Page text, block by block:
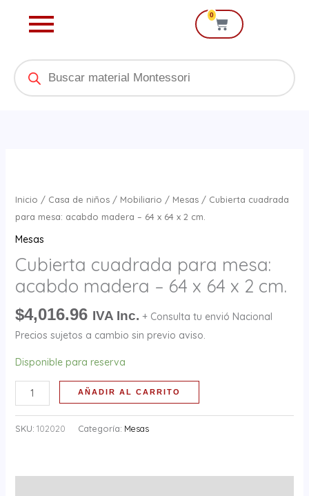
0
Cart
Products
search
Inicio / Casa de niños/ Mobiliario / Mesas/ Cubierta cuadrada
para mesa: acabdo madera – 64 x 64 x 2 cm.
Mesas
Cubierta cuadrada para mesa:
acabdo madera – 64 x 64 x 2 cm.
$4,016.96 IVA Inc. + Consulta tu envió Nacional
Precios sujetos a cambio sin previo aviso.
Disponible para reserva
para
mesa:
–
64
64
x
cm.
cantidad
AÑADIR AL CARRITO
SKU: 102020 Categoría: Mesas